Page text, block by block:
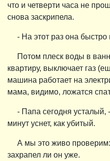
что и четверти часа не
снова заскрипела.
- На этот раз она
Потом плеск воды в
квартиру, выключает газ
машина работает на
мама, видимо, ложатся
- Папа сегодня усталый,
минут уснет, как убитый.
А мы это живо
захрапел ли он уже.